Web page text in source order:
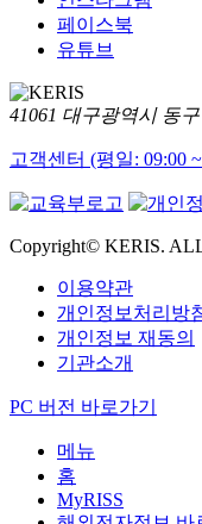
페이스북
유튜브
41061 대구광역시 동
고객센터 (평일: 09:00
Copyright© KERIS.
이용약관
개인정보처리방
개인정보 재동의
기관소개
PC 버전 바로가기
메뉴
홈
MyRISS